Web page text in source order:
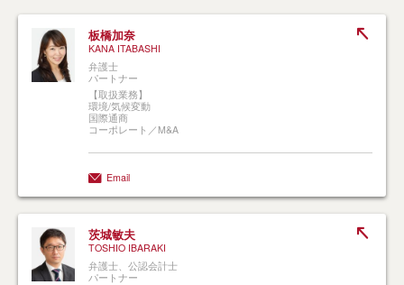
板橋加奈
KANA ITABASHI
弁護士
パートナー
【取扱業務】
環境/気候変動
国際通商
コーポレート／M&A
Email
茨城敏夫
TOSHIO IBARAKI
弁護士、公認会計士
パートナー